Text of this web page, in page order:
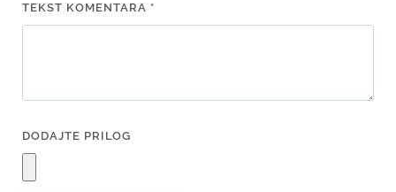
TEKST KOMENTARA *
DODAJTE PRILOG